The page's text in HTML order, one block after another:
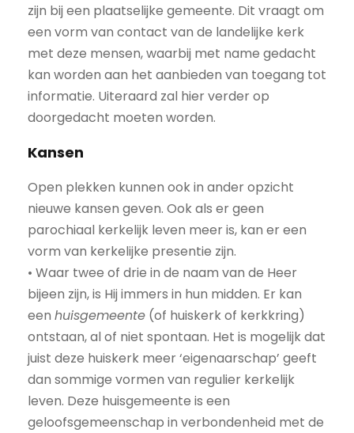
zijn bij een plaatselijke gemeente. Dit vraagt om
een vorm van contact van de landelijke kerk
met deze mensen, waarbij met name gedacht
kan worden aan het aanbieden van toegang tot
informatie. Uiteraard zal hier verder op
doorgedacht moeten worden.
Kansen
Open plekken kunnen ook in ander opzicht
nieuwe kansen geven. Ook als er geen
parochiaal kerkelijk leven meer is, kan er een
vorm van kerkelijke presentie zijn.
• Waar twee of drie in de naam van de Heer
bijeen zijn, is Hij immers in hun midden. Er kan
een huisgemeente (of huiskerk of kerkkring)
ontstaan, al of niet spontaan. Het is mogelijk dat
juist deze huiskerk meer ‘eigenaarschap’ geeft
dan sommige vormen van regulier kerkelijk
leven. Deze huisgemeente is een
geloofsgemeenschap in verbondenheid met de